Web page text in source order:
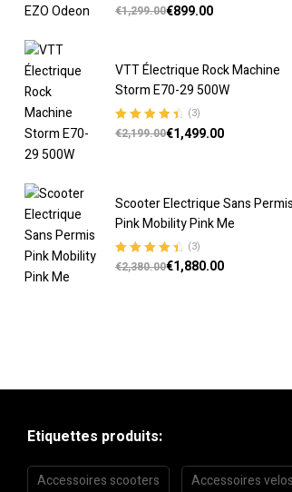
Note5.00sur
€1,299.00€899.00
VTT Électrique Rock Machine
Storm E70-29 500W
Note4.67
(3)
€2,199.00€1,499.00
Scooter Electrique Sans Permis
Pink Mobility Pink Me
Note4.67
(3)
€2,380.00€1,880.00
Etiquettes produits:
Accessoires scooters Accessoires velos